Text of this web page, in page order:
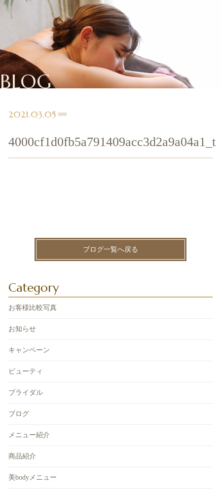
BLOG
2021.03.05
4000cf1d0fb5a791409acc3d2a9a04a1_t
ブログ一覧へ戻る
Category
お客様比較写真
お知らせ
キャンペーン
ビューティ
ブライダル
ブログ
メニュー紹介
商品紹介
美bodyメニュー